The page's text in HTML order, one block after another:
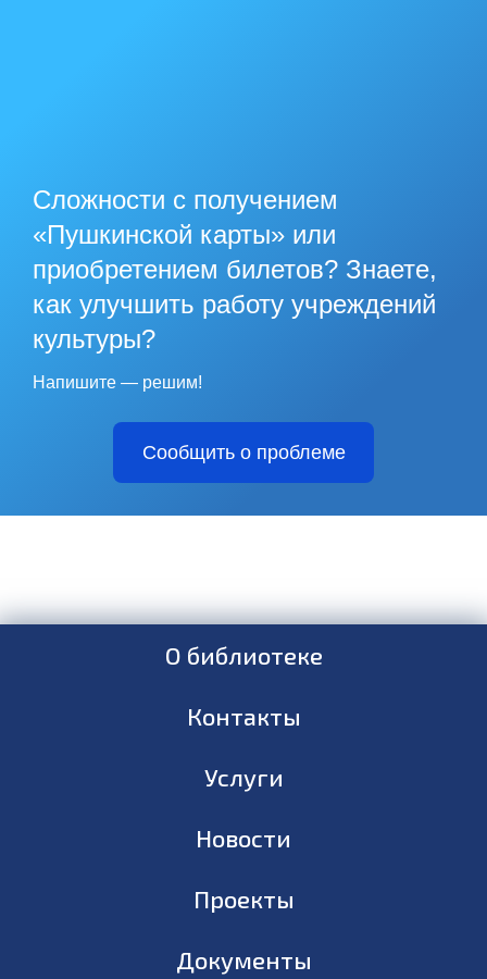
Сложности с получением
«Пушкинской карты» или
приобретением билетов? Знаете,
как улучшить работу учреждений
культуры?
Напишите — решим!
Сообщить о проблеме
О библиотеке
Контакты
Услуги
Новости
Проекты
Документы